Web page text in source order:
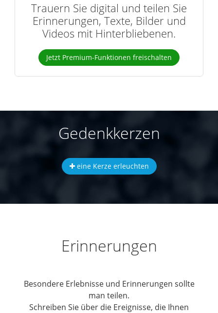
Trauern Sie digital und teilen Sie
Erinnerungen, Texte, Bilder und
Videos mit Hinterbliebenen.
Jetzt Premium-Funktionen freischalten
Gedenkkerzen
eine Kerze erleuchten
Erinnerungen
Besondere Erlebnisse und Erinnerungen sollte
man teilen.
Schreiben Sie über die Ereignisse, die Ihnen